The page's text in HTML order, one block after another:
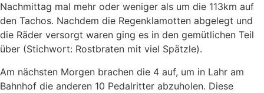
Nachmittag mal mehr oder weniger als um die 113km auf
den Tachos. Nachdem die Regenklamotten abgelegt und
die Räder versorgt waren ging es in den gemütlichen Teil
über (Stichwort: Rostbraten mit viel Spätzle).
Am nächsten Morgen brachen die 4 auf, um in Lahr am
Bahnhof die anderen 10 Pedalritter abzuholen. Diese